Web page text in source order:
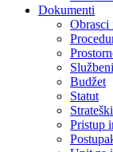
Dokumenti
Obrasci
Budžet
Statut
Pristup